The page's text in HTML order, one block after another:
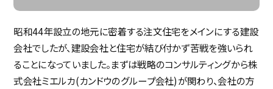
昭和44年設立の地元に密着する注文住宅をメインにする建設
会社でしたが、建設会社と住宅が結び付かず苦戦を強いられ
ることになっていました。まずは戦略のコンサルティングから株
式会社ミエルカ(カンドウのグループ会社)が関わり、会社の方
よくある質問